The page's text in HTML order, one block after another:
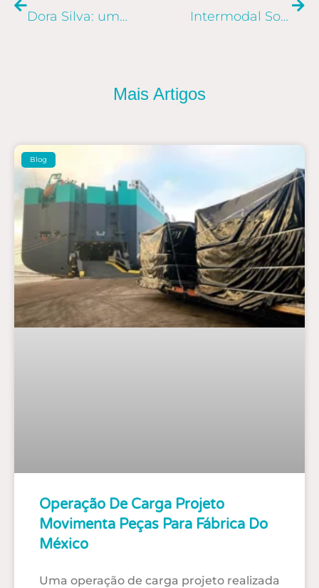
Dora Silva: uma história de empreendedorismo no Comex Intermodal South América 2022 contará com participação do Grupo Allog
Mais Artigos
Blog
Operação De Carga Projeto
Movimenta Peças Para Fábrica Do
México
Uma operação de carga projeto realizada